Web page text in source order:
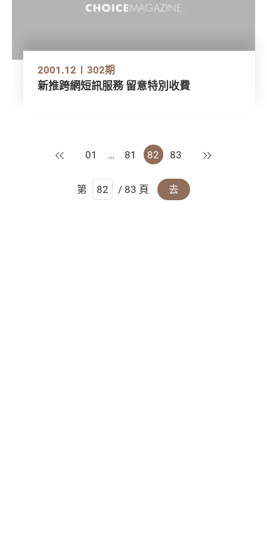
2001.12 302期
新推跨網短訊服務 留意特別收費
上一頁
01 … 81 82 83 下一頁
第 / 83 頁 去